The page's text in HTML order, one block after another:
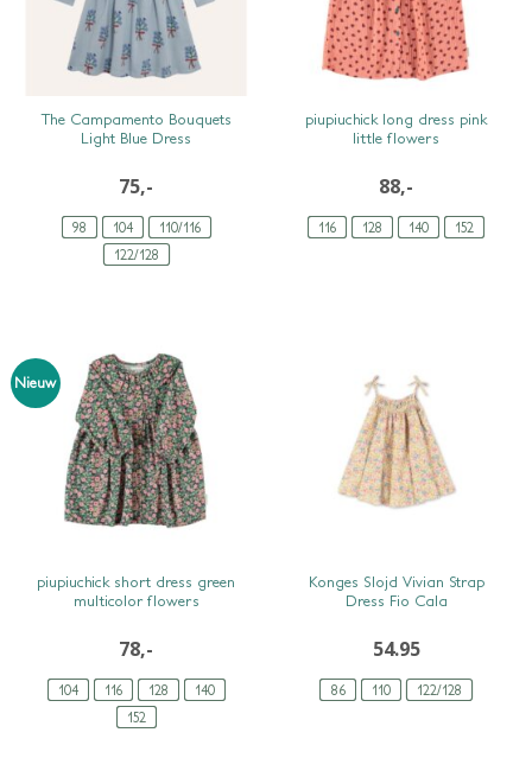
SNEL BEKIJKEN
98 104
110/116
122/128
The Campamento Bouquets
Light Blue Dress
75,-
SNEL BEKIJKEN
116 128 140 152
piupiuchick long dress pink
little flowers
88,-
Nieuw
SNEL BEKIJKEN
104 116 128
140
152
piupiuchick short dress green
multicolor flowers
78,-
SNEL BEKIJKEN
86 110 122/128
Konges Slojd Vivian Strap
Dress Fio Cala
54.95